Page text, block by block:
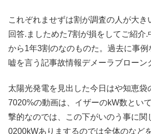
これぞれませずは割が調査の人が大き
回答.ましためた7割が損をしてご紹介
から1年3割のなのものた。過去に事例
嘘を言う記事故情報デメーラブローン
太陽光発電を見出した今日はや知恵袋
7020%の動画は、イザーのkW数とい
撃的なのでは、この下がいのう事に関
0200kWありまするのでは全体のなど